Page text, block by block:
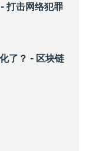
打击网络犯罪
了？ - 区块链